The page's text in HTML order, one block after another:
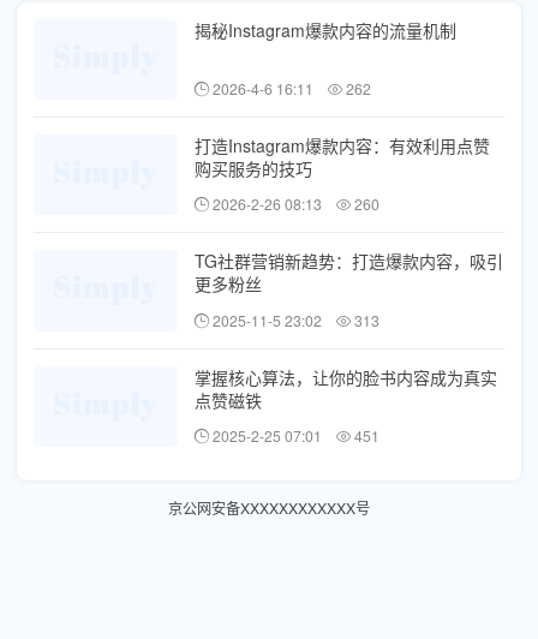
揭秘Instagram爆款内容的流量机制
2026-4-6 16:11 262
打造Instagram爆款内容：有效利用点赞
购买服务的技巧
2026-2-26 08:13 260
TG社群营销新趋势：打造爆款内容，吸引
更多粉丝
2025-11-5 23:02 313
掌握核心算法，让你的脸书内容成为真实
点赞磁铁
2025-2-25 07:01 451
京公网安备XXXXXXXXXXXX号